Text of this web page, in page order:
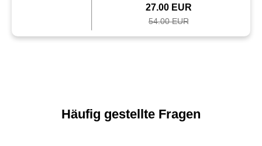
27.00 EUR
54.00 EUR
Häufig gestellte Fragen